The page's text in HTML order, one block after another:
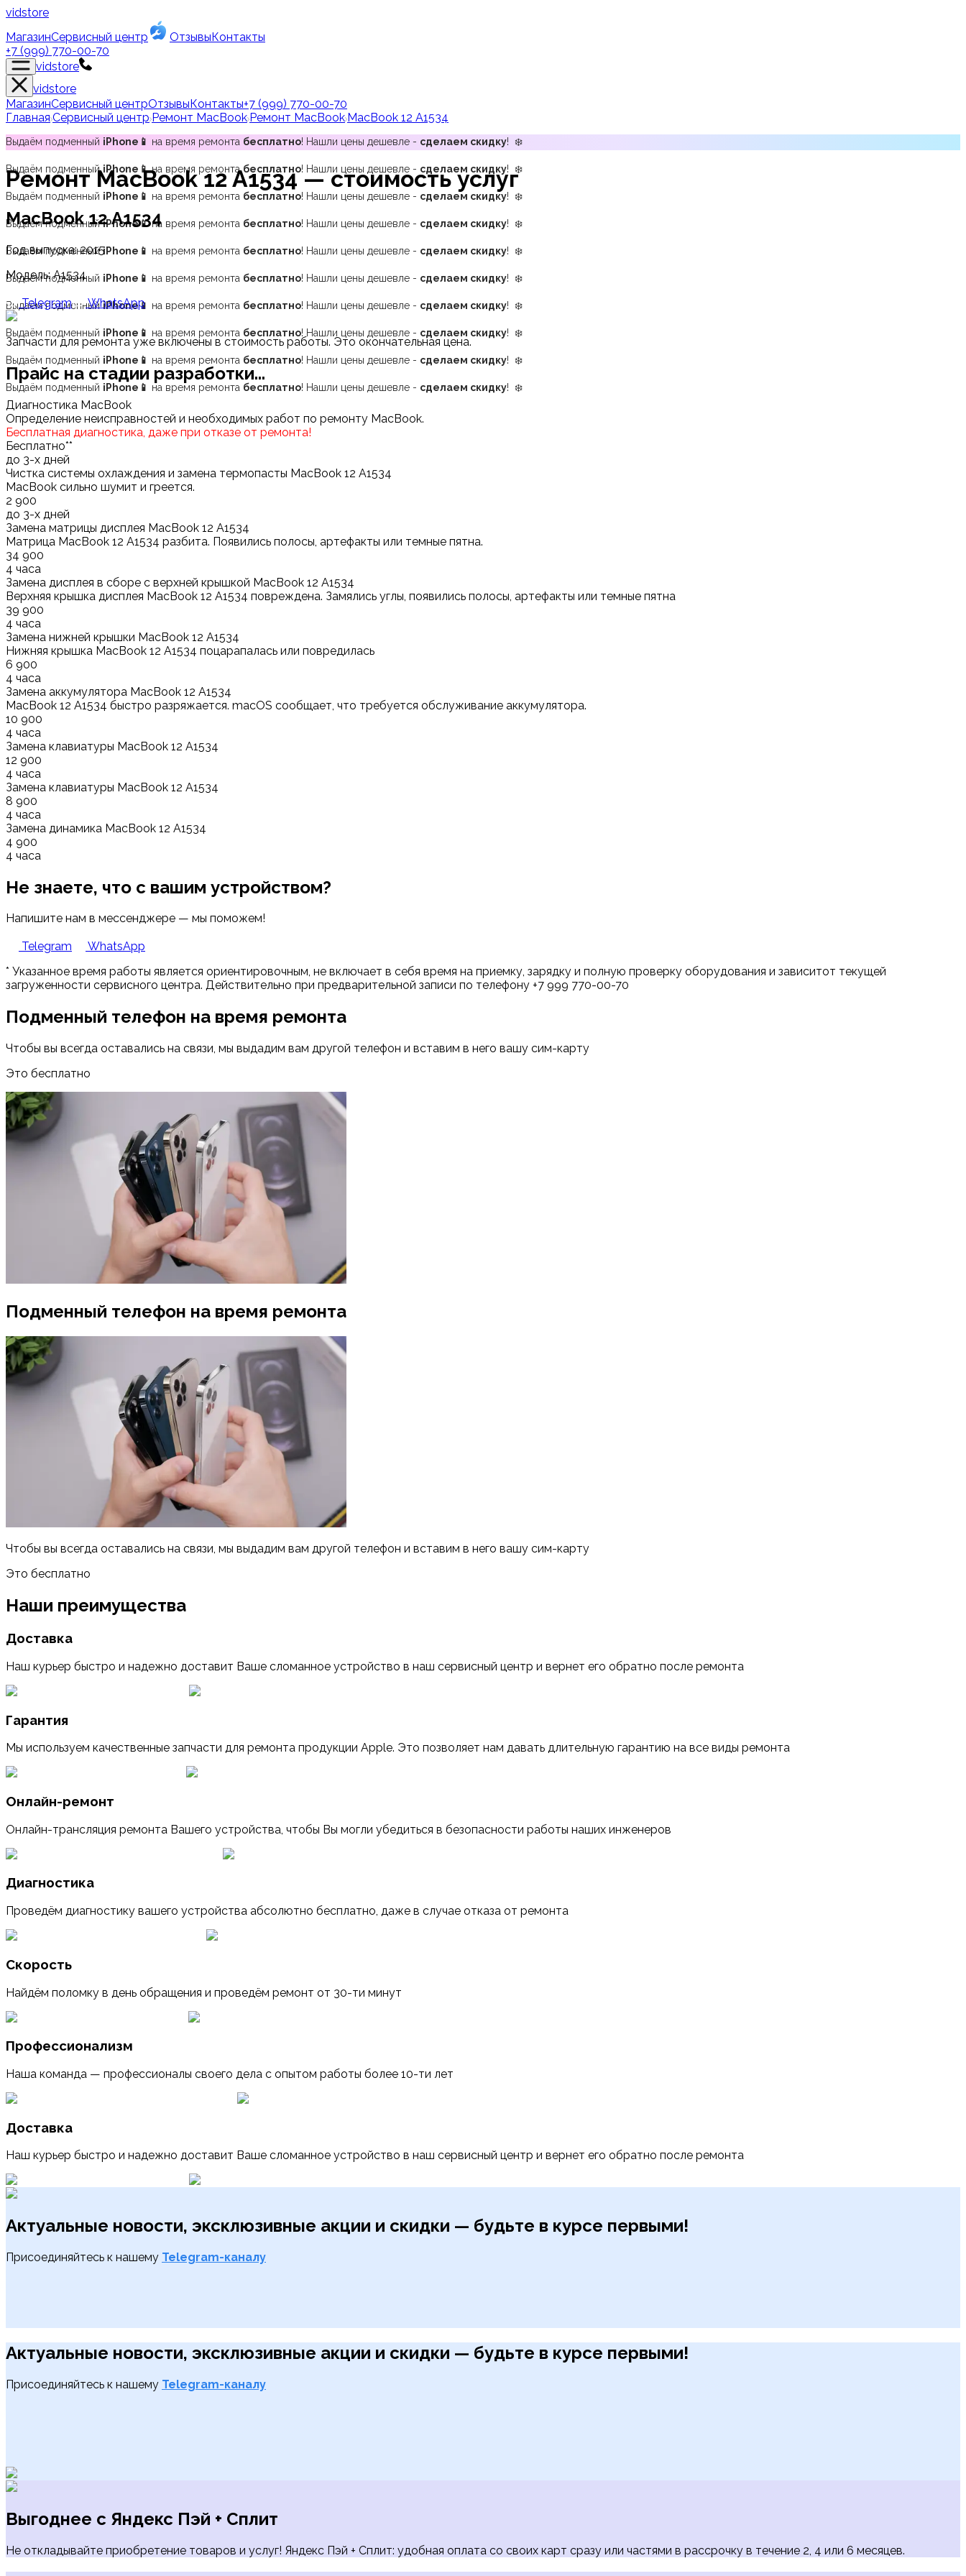
vidstore
МагазинСервисный центр ОтзывыКонтакты
+7 (999) 770-00-70
vidstore
vidstore
МагазинСервисный центрОтзывыКонтакты+7 (999) 770-00-70
Главная Сервисный центр Ремонт MacBook Ремонт MacBook MacBook 12 A1534
Выдаём подменный iPhone📱 на время ремонта бесплатно! Нашли цены дешевле - сделаем скидку! ❄️
Выдаём подменныйiPhone📱на время ремонтабесплатно! Нашли цены дешевле - сделаем скидку! ❄️
Выдаём подменный iPhone📱 на время ремонта бесплатно! Нашли цены дешевле - сделаем скидку! ❄️
Выдаём подменныйiPhone📱на время ремонта бесплатно! Нашли цены дешевле - сделаем скидку! ❄️
Выдаём подменныйiPhone📱 на время ремонта бесплатно! Нашли цены дешевле - сделаем скидку! ❄️
Выдаём подменный iPhone📱 на время ремонта бесплатно! Нашли цены дешевле - сделаем скидку! ❄️
Выдаём подменныйiPhone📱 на время ремонта бесплатно! Нашли цены дешевле - сделаем скидку! ❄️
Выдаём подменный iPhone📱 на время ремонта бесплатно! Нашли цены дешевле - сделаем скидку! ❄️
Выдаём подменный iPhone📱 на время ремонта бесплатно! Нашли цены дешевле - сделаем скидку! ❄️
Выдаём подменный iPhone📱 на время ремонта бесплатно! Нашли цены дешевле - сделаем скидку! ❄️
РемонтMacBook 12 A1534— стоимость услуг
MacBook 12 A1534
Год выпуска: 2015
Модель: A1534
Telegram WhatsApp
Запчасти для ремонта уже включены в стоимость работы. Это окончательная цена.
Прайс на стадии разработки...
Диагностика MacBook
Определение неисправностей и необходимых работ по ремонту MacBook.
Бесплатная диагностика, даже при отказе от ремонта!
Бесплатно**
до 3-х дней
Чистка системы охлаждения и замена термопасты MacBook 12 A1534
MacBook сильно шумит и греется.
2 900
до 3-х дней
Замена матрицы дисплея MacBook 12 A1534
Матрица MacBook 12 A1534 разбита. Появились полосы, артефакты или темные пятна.
34 900
4 часа
Замена дисплея в сборе с верхней крышкой MacBook 12 A1534
Верхняя крышка дисплея MacBook 12 A1534 повреждена. Замялись углы, появились полосы, артефакты или темные пятна
39 900
4 часа
Замена нижней крышки MacBook 12 A1534
Нижняя крышка MacBook 12 A1534 поцарапалась или повредилась
6 900
4 часа
Замена аккумулятора MacBook 12 A1534
MacBook 12 A1534 быстро разряжается. macOS сообщает, что требуется обслуживание аккумулятора.
10 900
4 часа
Замена клавиатуры MacBook 12 A1534
12 900
4 часа
Замена клавиатуры MacBook 12 A1534
8 900
4 часа
Замена динамика MacBook 12 A1534
4 900
4 часа
Не знаете, что с вашим устройством?
Напишите нам в мессенджере — мы поможем!
Telegram
WhatsApp
* Указанное время работы является ориентировочным, не включает в себя время на приемку, зарядку и полную проверку оборудования и зависитот текущей
загруженности сервисного центра. Действительно при предварительной записи по телефону +7 999 770-00-70
Подменный телефон на время ремонта
Чтобы вы всегда оставались на связи, мы выдадим вам другой телефон и вставим в него вашу сим-карту
Это бесплатно
Подменный телефон на время ремонта
Чтобы вы всегда оставались на связи, мы выдадим вам другой телефон и вставим в него вашу сим-карту
Это бесплатно
Наши преимущества
Доставка
Наш курьер быстро и надежно доставит Ваше сломанное устройство в наш сервисный центр и вернет его обратно после ремонта
Гарантия
Мы используем качественные запчасти для ремонта продукции Apple. Это позволяет нам давать длительную гарантию на все виды ремонта
Онлайн-ремонт
Онлайн-трансляция ремонта Вашего устройства, чтобы Вы могли убедиться в безопасности работы наших инженеров
Диагностика
Проведём диагностику вашего устройства абсолютно бесплатно, даже в случае отказа от ремонта
Скорость
Найдём поломку в день обращения и проведём ремонт от 30-ти минут
Профессионализм
Наша команда — профессионалы своего дела с опытом работы более 10-ти лет
Доставка
Наш курьер быстро и надежно доставит Ваше сломанное устройство в наш сервисный центр и вернет его обратно после ремонта
Актуальные новости, эксклюзивные акции и скидки — будьте в курсе первыми!
Присоединяйтесь к нашему Telegram-каналу
Актуальные новости, эксклюзивные акции и скидки — будьте в курсе первыми!
Присоединяйтесь к нашему Telegram-каналу
Выгоднее с Яндекс Пэй + Сплит
Не откладывайте приобретение товаров и услуг! Яндекс Пэй + Сплит: удобная оплата со своих карт сразу или частями в рассрочку в течение 2, 4 или 6 месяцев.